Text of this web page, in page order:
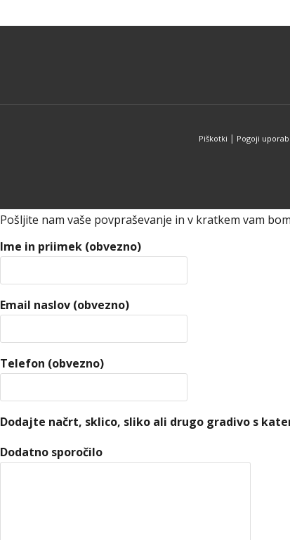
izdelka
Piškotki | Pogoji
Pošljite nam vaše povpraševanje in v kratkem vam
Ime in priimek (obvezno)
Email naslov (obvezno)
Telefon (obvezno)
Dodajte načrt, sklico, sliko ali drugo gradivo s
Dodatno sporočilo